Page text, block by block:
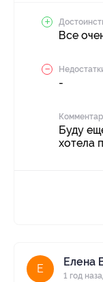
Все
-
Буду
хотела
Е
Елена
1 год